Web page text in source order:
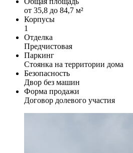
от 35,8 до 84,7 м²
Корпусы
1
Отделка
Предчистовая
Паркинг
Стоянка на территории дома
Безопасность
Двор без машин
Форма продажи
Договор долевого участия